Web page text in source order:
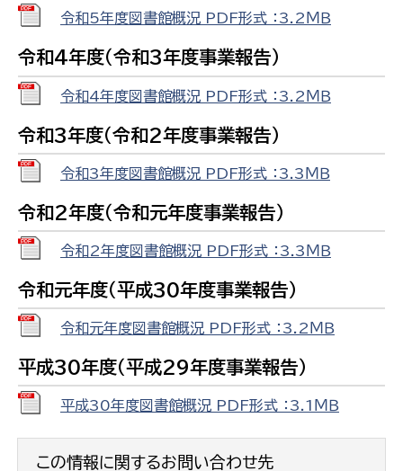
令和5年度図書館概況 PDF形式 ：3.2ＭＢ
令和4年度（令和3年度事業報告）
令和4年度図書館概況 PDF形式 ：3.2ＭＢ
令和3年度（令和2年度事業報告）
令和3年度図書館概況 PDF形式 ：3.3ＭＢ
令和2年度（令和元年度事業報告）
令和2年度図書館概況 PDF形式 ：3.3ＭＢ
令和元年度（平成30年度事業報告）
令和元年度図書館概況 PDF形式 ：3.2ＭＢ
平成30年度（平成29年度事業報告）
平成30年度図書館概況 PDF形式 ：3.1ＭＢ
この情報に関するお問い合わせ先